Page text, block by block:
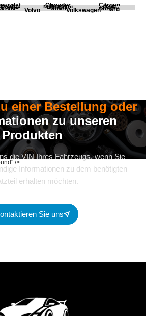
Chrysler Citroën
Ford Honda Kia
Mitsubishi Opel
Renault Scania
Smart Subaru
Volvo Volkswagen
/>
einer Bestellung oder
zu unseren
Produkten
die VIN Ihres Fahrzeugs, wenn Sie
Informationen zu dem benötigten
erhalten möchten.
Sie uns